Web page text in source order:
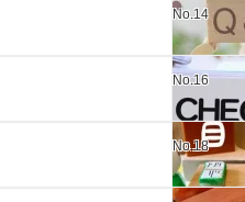
No.14
No.16
No.18